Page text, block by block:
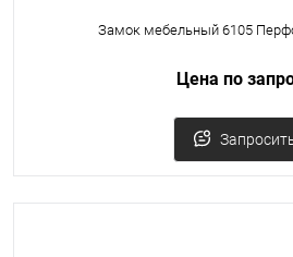
Замок мебельный 6105
Цена по